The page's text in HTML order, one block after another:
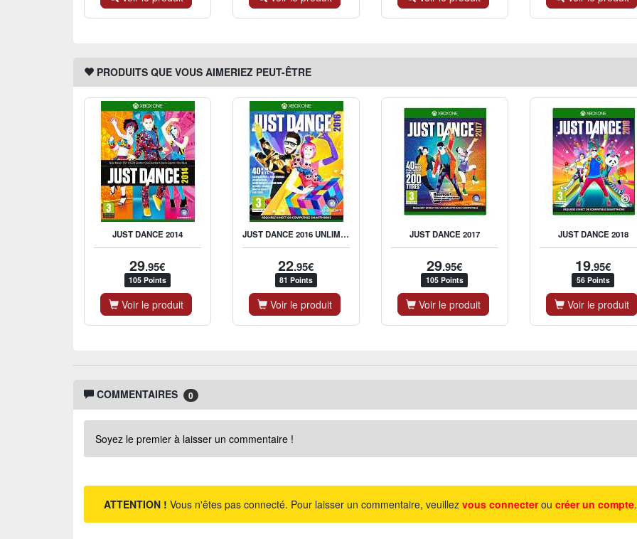
PRODUITS QUE VOUS AIMERIEZ PEUT-ÊTRE
JUST DANCE 2014
29.95€
105 Points
Voir le produit
JUST DANCE 2016 UNLIMITED
22.95€
81 Points
Voir le produit
JUST DANCE 2017
29.95€
105 Points
Voir le produit
JUST DANCE 2018
19.95€
56 Points
Voir le produit
COMMENTAIRES 0
Soyez le premier à laisser un commentaire !
ATTENTION ! Vous n'êtes pas connecté. Pour laisser un commentaire, veuillez vous connecterou créer un compte.